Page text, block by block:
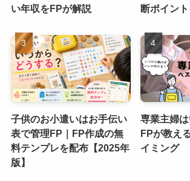
い年収をFPが解説
断ポイン
子供のお小遣いはお手伝い
表で管理FP｜FP作成の無
料テンプレを配布【2025年
版】
専業主婦
FPが教え
イミング